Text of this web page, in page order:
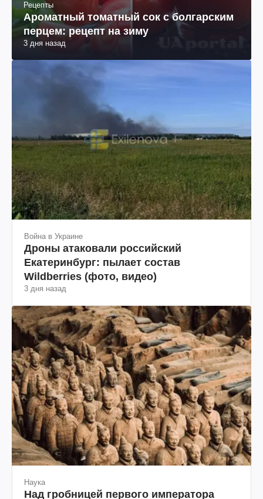
Рецепты
Ароматный томатный сок с болгарским
перцем: рецепт на зиму
3 дня назад
Война в Украине
Дроны атаковали российский
Екатеринбург: пылает состав
Wildberries (фото, видео)
3 дня назад
Наука
Над гробницей первого императора